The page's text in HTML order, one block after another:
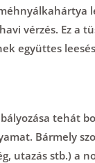
vérzés. Ez a
együttes
tehát
Bármely
utazás stb.) a